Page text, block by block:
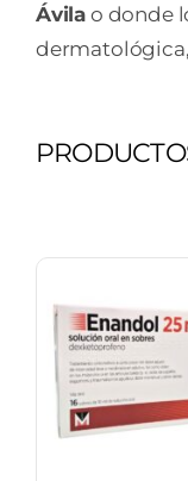
Ávila o donde